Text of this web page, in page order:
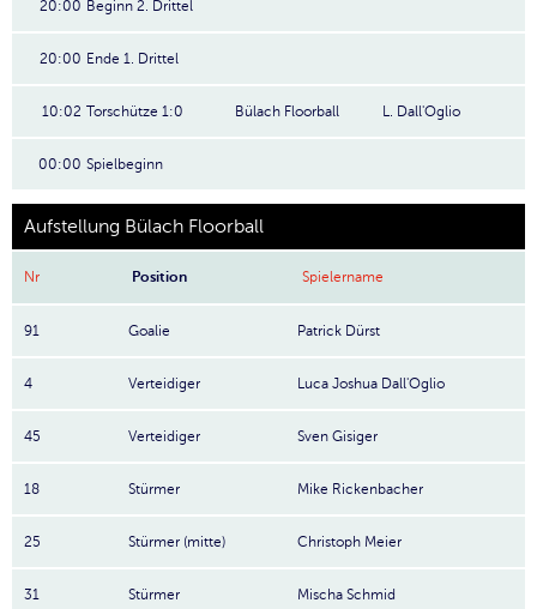
20:00 Beginn 2. Drittel
20:00 Ende 1. Drittel
10:02 Torschütze 1:0 Bülach Floorball L. Dall'Oglio
00:00 Spielbeginn
Aufstellung Bülach Floorball
Nr Position Spielername
91 Goalie Patrick Dürst
4 Verteidiger Luca Joshua Dall'Oglio
45 Verteidiger Sven Gisiger
18 Stürmer Mike Rickenbacher
25 Stürmer (mitte) Christoph Meier
31 Stürmer Mischa Schmid